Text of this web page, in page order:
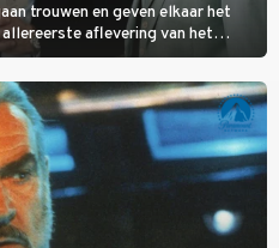
trouwen en geven elkaar het
aflevering van het
de Randstad naar Twente. Daar
plek.